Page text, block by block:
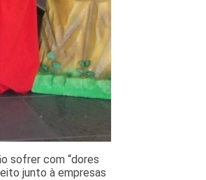
sofrer com “dores
junto à empresas